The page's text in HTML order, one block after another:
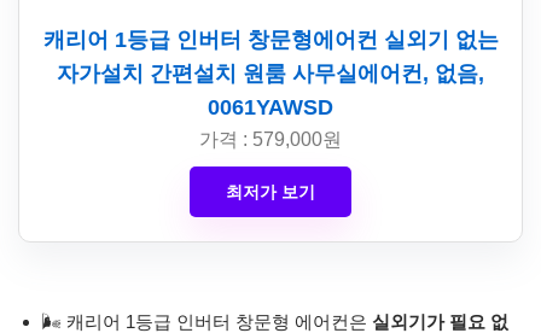
캐리어 1등급 인버터 창문형에어컨 실외기 없는
자가설치 간편설치 원룸 사무실에어컨, 없음,
0061YAWSD
가격 : 579,000원
최저가 보기
🌬️ 캐리어 1등급 인버터 창문형 에어컨은 실외기가 필요 없